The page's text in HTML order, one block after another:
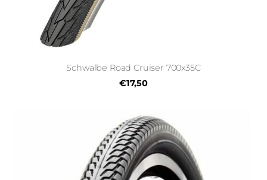
Schwalbe Road Cruiser 700x35C
€17,50